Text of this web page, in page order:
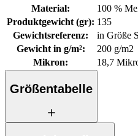
Material:
100 %
Produktgewicht (gr): 135
Gewichtsreferenz:
in Größe S
Gewicht in g/m²:
200 g/m2
Mikron: 18,7
Größentabelle